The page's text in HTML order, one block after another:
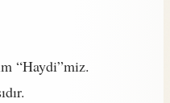
“Haydi”miz.